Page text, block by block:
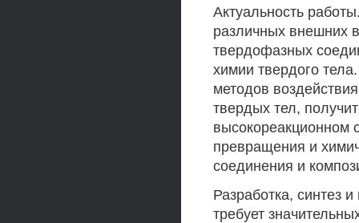
Актуальность
различных внешних
твердофазных
химии твердого
методов
твердых тел,
высокореакционном
превращения и
соединения и
Разработка, синтез
требует